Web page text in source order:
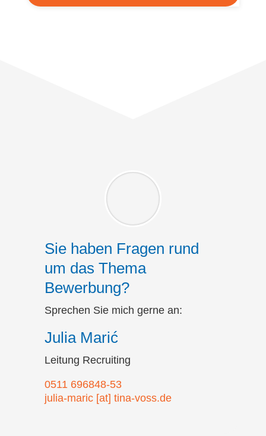
Sie haben Fragen rund
um das Thema
Bewerbung?
Sprechen Sie mich gerne an:
Julia Marić
Leitung Recruiting
0511 696848-53
julia-maric [at] tina-voss.de